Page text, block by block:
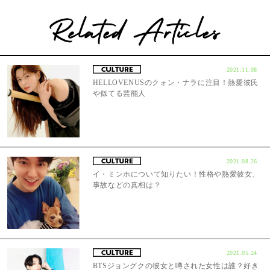
2021.11.08
HELLOVENUSのクォン・ナラに注目！熱愛彼氏
や似てる芸能人
2021.08.26
イ・ミンホについて知りたい！性格や熱愛彼女、
事故などの真相は？
2021.05.24
BTSジョングクの彼女と噂された女性は誰？好き